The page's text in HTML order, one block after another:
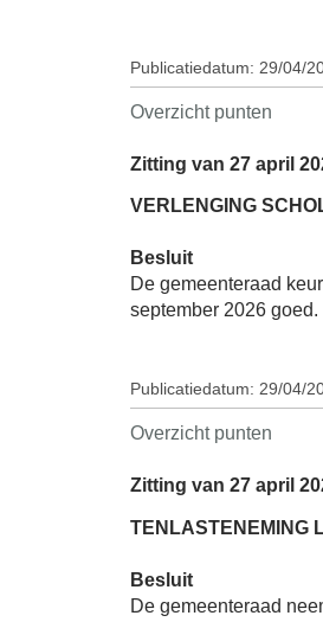
Publicatiedatum: 29/04/
Overzicht punten
Zitting van 27 april
VERLENGING
Besluit
De gemeenteraad
september 2026 goed.
Publicatiedatum: 29/04/
Overzicht punten
Zitting van 27 april
TENLASTENEMING
Besluit
De gemeenteraad